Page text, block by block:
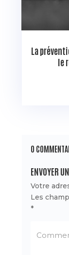
La
le
0
ENVOYER
Votre
Les
*